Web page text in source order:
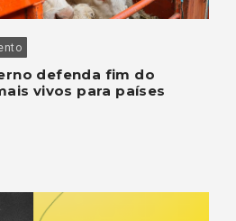
defenda fim do
vivos para países